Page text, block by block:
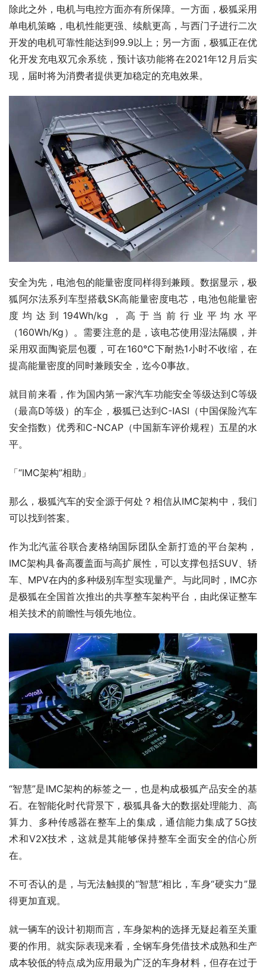
除此之外，电机与电控方面亦有所保障。一方面，极狐采用
单电机策略，电机性能更强、续航更高，与西门子进行二次
开发的电机可靠性能达到99.9以上；另一方面，极狐正在优
化开发充电双冗余系统，预计该功能将在2021年12月后实
现，届时将为消费者提供更加稳定的充电效果。
安全为先，电池包的能量密度同样得到兼顾。数据显示，极
狐阿尔法系列车型搭载SK高能量密度电芯，电池包能量密
度均达到194Wh/kg，高于当前行业平均水平
（160Wh/Kg）。需要注意的是，该电芯使用湿法隔膜，并
采用双面陶瓷层包覆，可在160℃下耐热1小时不收缩，在
提高能量密度的同时兼顾安全，迄今0事故。
就目前来看，作为国内第一家汽车功能安全等级达到C等级
（最高D等级）的车企，极狐已达到C-IASI（中国保险汽车
安全指数）优秀和C-NCAP（中国新车评价规程）五星的水
平。
「“IMC架构”相助」
那么，极狐汽车的安全源于何处？相信从IMC架构中，我们
可以找到答案。
作为北汽蓝谷联合麦格纳国际团队全新打造的平台架构，
IMC架构具备高覆盖面与高扩展性，可以支撑包括SUV、轿
车、MPV在内的多种级别车型实现量产。与此同时，IMC亦
是极狐在全国首次推出的共享整车架构平台，由此保证整车
相关技术的前瞻性与领先地位。
“智慧”是IMC架构的标签之一，也是构成极狐产品安全的基
石。在智能化时代背景下，极狐具备大的数据处理能力、高
算力、多种传感器在整车上的集成，通信能力集成了5G技
术和V2X技术，这就是其能够保持整车全面安全的信心所
在。
不可否认的是，与无法触摸的“智慧”相比，车身“硬实力”显
得更加直观。
就一辆车的设计初期而言，车身架构的选择无疑起着至关重
要的作用。就实际表现来看，全钢车身凭借技术成熟和生产
成本较低的特点成为应用最为广泛的车身材料，但存在过于